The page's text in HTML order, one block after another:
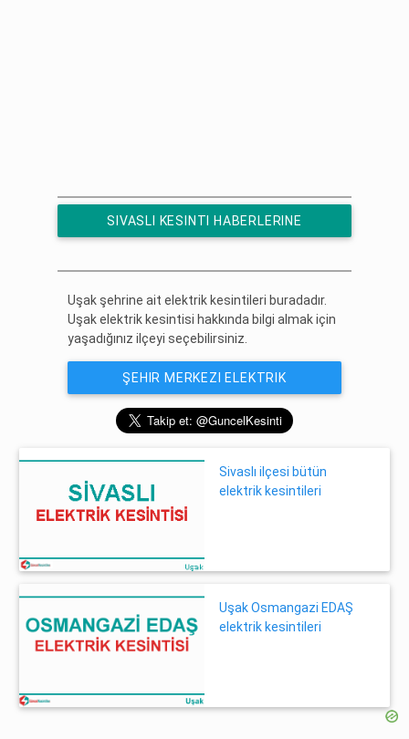
SIVASLI KESINTI HABERLERINE
Uşak şehrine ait elektrik kesintileri buradadır.
Uşak elektrik kesintisi hakkında bilgi almak için
yaşadığınız ilçeyi seçebilirsiniz.
ŞEHIR MERKEZI ELEKTRIK
KESINTISI
Sivaslı ilçesi bütün
elektrik kesintileri
Uşak Osmangazi EDAŞ
elektrik kesintileri